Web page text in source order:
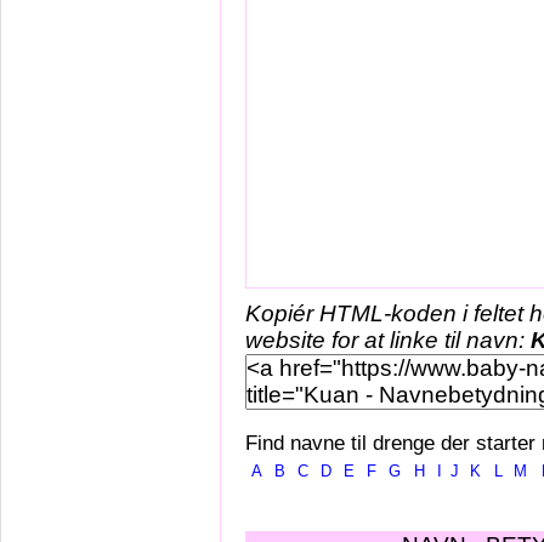
Kopiér HTML-koden i feltet
website for at linke til navn:
Find navne til drenge der starter
A B C D E F G H J K L M